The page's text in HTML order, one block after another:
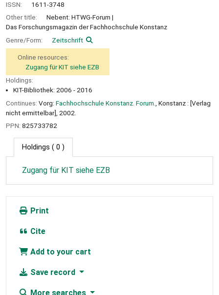
ISSN:
1611-3748
Other title:
Nebent: HTWG-Forum
Das Forschungsmagazin der Fachhochschule Konstanz
Genre/Form:
Zeitschrift
Online resources:
Zugang für KIT siehe EZB
Holdings:
KIT-Bibliothek: 2006 - 2016
Continues: Vorg: Fachhochschule Konstanz. Forum.
, Konstanz : [Verlag
nicht ermittelbar], 2002.
PPN: 825733782
Holdings ( 0 )
Zugang für KIT siehe EZB
Print
Cite
Add to your cart
Save record
More searches